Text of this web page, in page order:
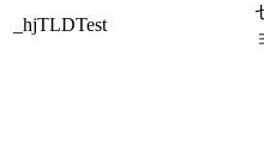
_hjTLDTest